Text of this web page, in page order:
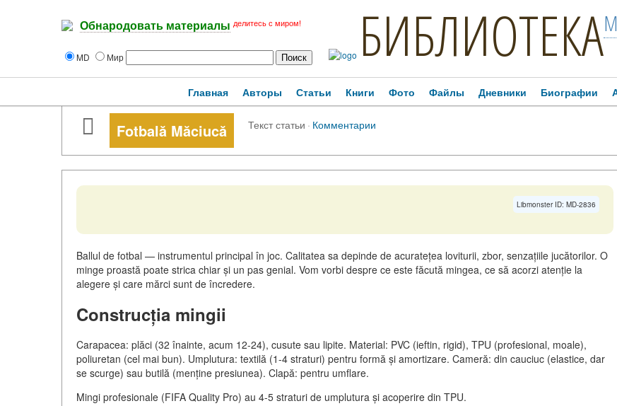
Обнародовать материалы делитесь с миром!
MD Мир БИБЛИОТЕКА
Главная Авторы Статьи Книги Фото Файлы Дневники Биографии
Fotbală Măciucă Текст статьи · Комментарии
Libmonster ID: MD-2836
Ballul de fotbal — instrumentul principal în joc. Calitatea sa depinde de acuratețea loviturii, zbor, senzațiile jucătorilor. O
minge proastă poate strica chiar și un pas genial. Vom vorbi despre ce este făcută mingea, ce să acorzi atenție la
alegere și care mărci sunt de încredere.
Construcția mingii
Carapacea: plăci (32 înainte, acum 12-24), cusute sau lipite. Material: PVC (ieftin, rigid), TPU (profesional, moale),
poliuretan (cel mai bun). Umplutura: textilă (1-4 straturi) pentru formă și amortizare. Cameră: din cauciuc (elastice, dar
se scurge) sau butilă (menține presiunea). Clapă: pentru umflare.
Mingi profesionale (FIFA Quality Pro) au 4-5 straturi de umplutura și acoperire din TPU.